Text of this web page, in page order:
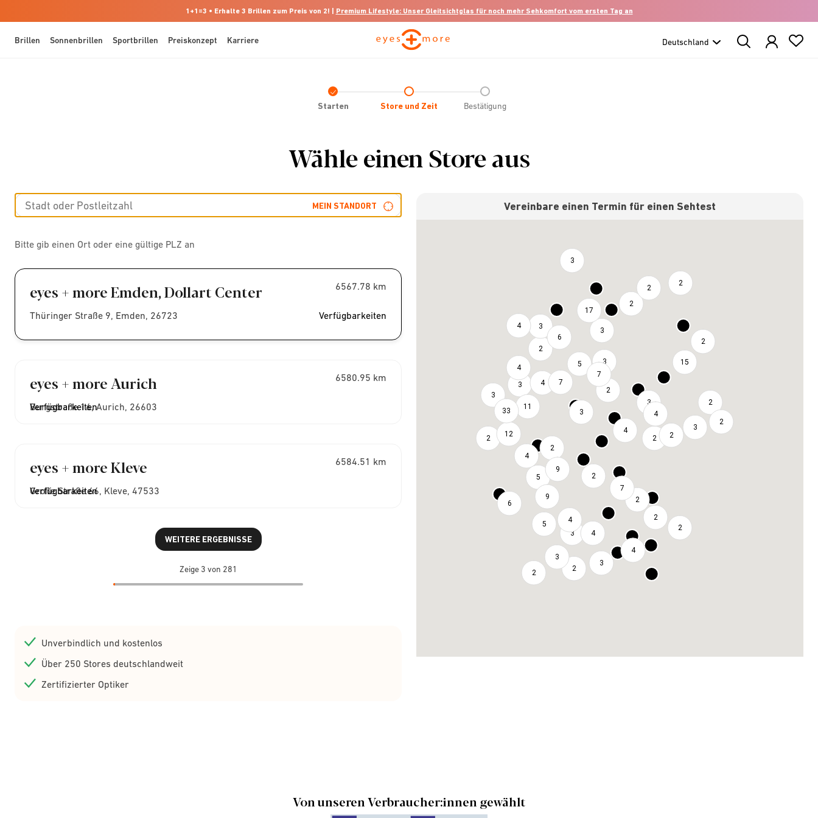
1+1=3 • Erhalte 3 Brillen zum Preis von 2! | Premium Lifestyle: Unser Gleitsichtglas für noch mehr Sehkomfort vom ersten Tag an
Brillen Sonnenbrillen Sportbrillen Preiskonzept Karriere
Search
Products
Check
icon
Starten Store und Zeit Bestätigung
Wähle einen Store aus
MEIN STANDORT
Bitte gib einen Ort oder eine gültige PLZ an
eyes + more Emden, Dollart Center 6567.78 km
Thüringer Straße 9, Emden, 26723 Verfügbarkeiten
eyes + more Aurich 6580.95 km
Burgstraße 16, Aurich, 26603
Verfügbarkeiten
eyes + more Kleve 6584.51 km
Große Straße 66, Kleve, 47533
Verfügbarkeiten
WEITERE ERGEBNISSE
Zeige 3 von 281
Unverbindlich und kostenlos
Über 250 Stores deutschlandweit
Zertifizierter Optiker
Vereinbare einen Termin für einen Sehtest
7
3
3
2
3
4
7
2
4
15
2
3
2 2
2
2
2
2
3
2
4
2
2
9
3
4
3
3
3
33
2
2
6
12
4
2
11
3
7
5
4
3
4
6
2
5
4
5
2
9
3
2
17
4
Von unseren Verbraucher:innen gewählt